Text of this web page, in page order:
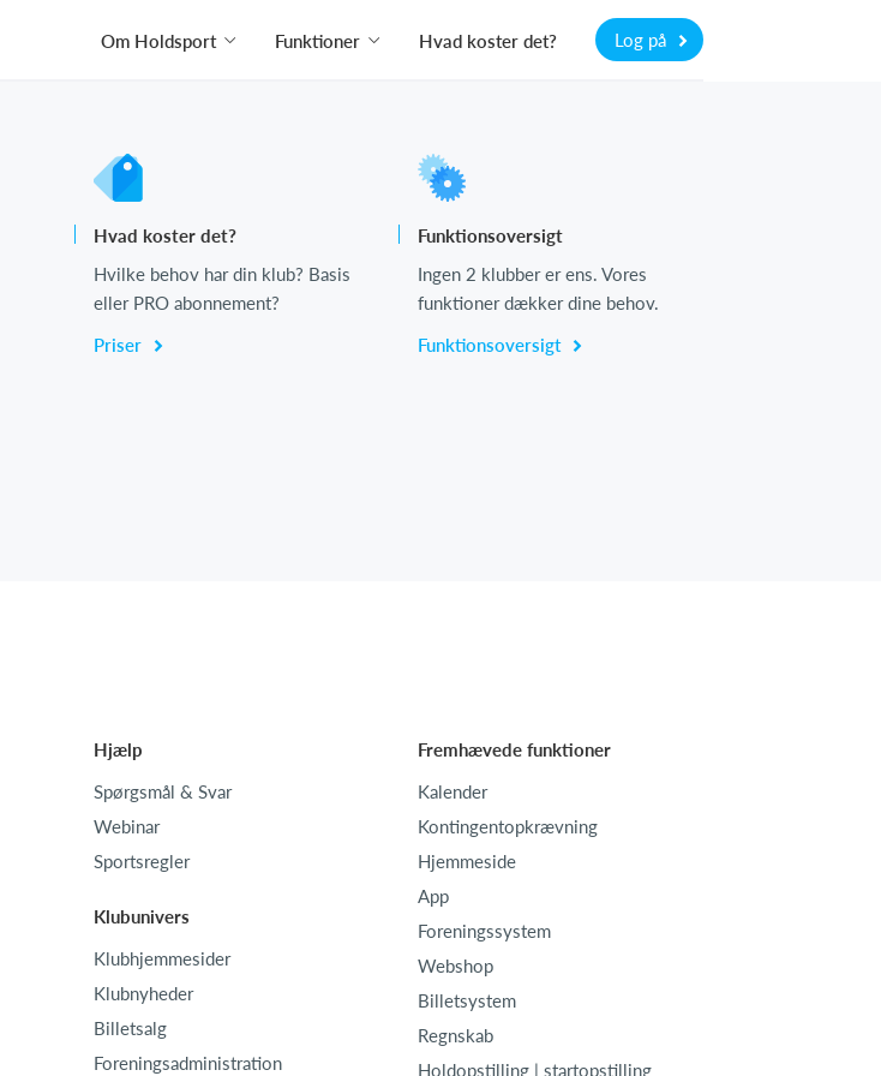
Om Holdsport Funktioner Hvad koster det? Log på
Hvad koster det?
Hvilke behov har din klub? Basis
eller PRO abonnement?
Priser
Funktionsoversigt
Ingen 2 klubber er ens. Vores
funktioner dækker dine behov.
Funktionsoversigt
Hjælp
Spørgsmål & Svar
Webinar
Sportsregler
Klubunivers
Klubhjemmesider
Klubnyheder
Billetsalg
Foreningsadministration
Fremhævede funktioner
Kalender
Kontingentopkrævning
Hjemmeside
App
Foreningssystem
Webshop
Billetsystem
Regnskab
Holdopstilling | startopstilling